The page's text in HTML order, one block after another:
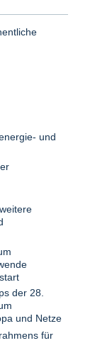
und
der 28.
und Netze
für